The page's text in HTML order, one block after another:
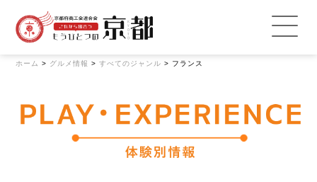
ホーム > グルメ情報 >すべてのジャンル > フランス